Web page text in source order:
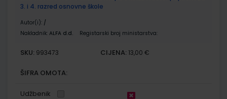
3. i 4. razred osnovne škole
Autor(i): /
Nakladnik: ALFA d.d. Registarski broj ministarstva:
SKU: 993473 CIJENA: 13,00 €
ŠIFRA OMOTA:
Udžbenik